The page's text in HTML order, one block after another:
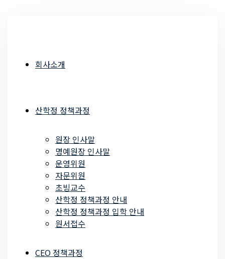
회사소개
산학정 정책과정
원장 인사말
명예원장 인사말
운영위원
자문위원
초빙교수
산학정 정책과정 안내
산학정 정책과정 입학 안내
원서접수
CEO 정책과정